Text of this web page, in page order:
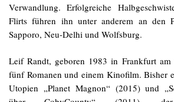
Verwandlung. Erfolgreiche
Flirts führen ihn unter anderem an den
Sapporo, Neu-Delhi und Wolfsburg.
Leif Randt, geboren 1983 in Frankfurt
fünf Romanen und einem Kinofilm. Bisher
Utopien „Planet Magnon“ (2015) und